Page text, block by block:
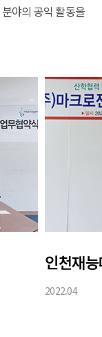
야의 공익 활동을
인천재
2022.04